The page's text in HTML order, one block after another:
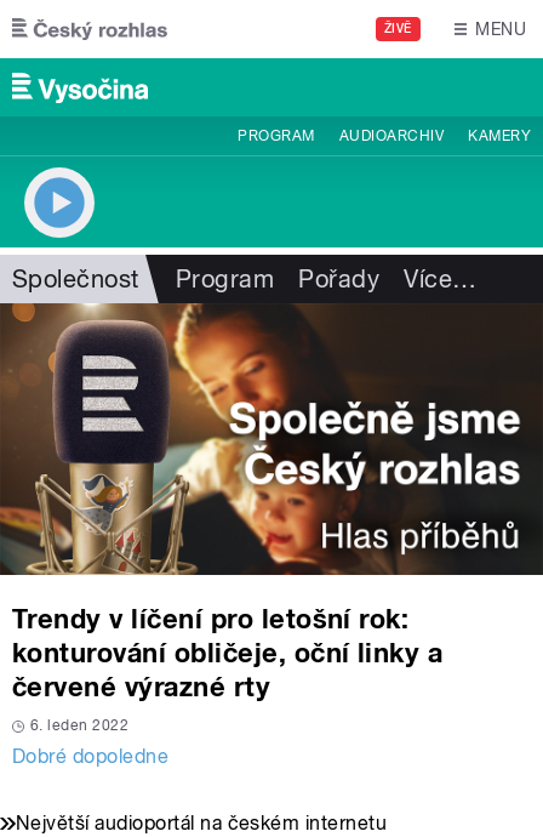
Přejít k hlavnímu obsahu
ŽIVĚ MENU
PROGRAM AUDIOARCHIV KAMERY
Společnost Program Pořady Více…
Trendy v líčení pro letošní rok:
konturování obličeje, oční linky a
červené výrazné rty
6. leden 2022
Dobré dopoledne
Největší audioportál na českém internetu